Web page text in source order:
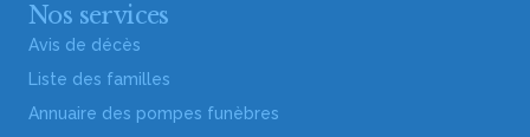
Nos services
Avis de décès
Liste des familles
Annuaire des pompes funèbres